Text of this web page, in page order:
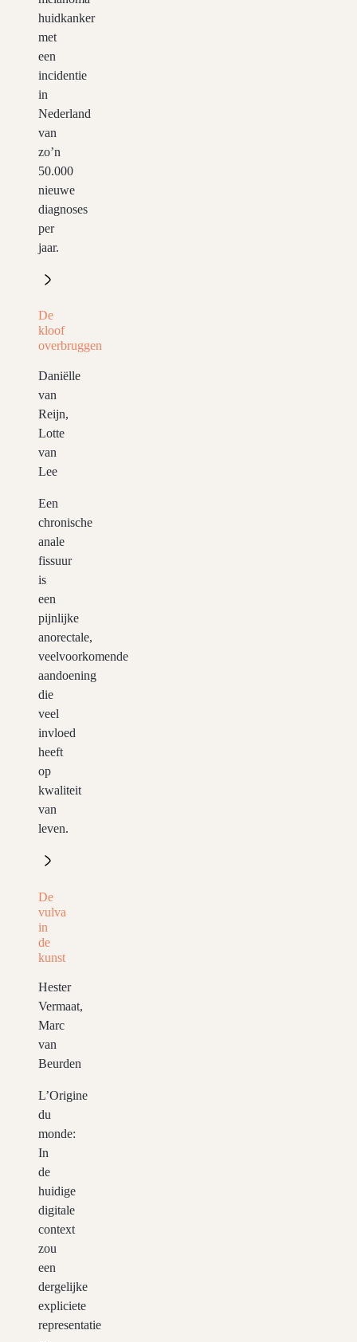
huidkanker
met
een
incidentie
in
Nederland
van
zo’n
50.000
nieuwe
diagnoses
per
jaar.
De
kloof
overbruggen
Daniëlle
van
Reijn,
Lotte
van
Lee
Een
chronische
anale
fissuur
is
een
pijnlijke
anorectale,
veelvoorkomende
aandoening
die
veel
invloed
heeft
op
kwaliteit
van
leven.
De
vulva
in
de
kunst
Hester
Vermaat,
Marc
van
Beurden
L’Origine
du
monde:
In
de
huidige
digitale
context
zou
een
dergelijke
expliciete
representatie